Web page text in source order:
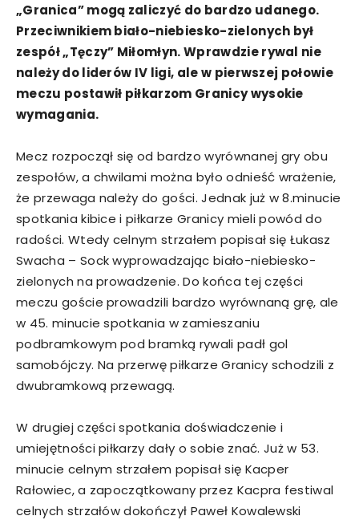
„Granica” mogą zaliczyć do bardzo udanego.
Przeciwnikiem biało-niebiesko-zielonych był
zespół „Tęczy” Miłomłyn. Wprawdzie rywal nie
należy do liderów IV ligi, ale w pierwszej połowie
meczu postawił piłkarzom Granicy wysokie
wymagania.
Mecz rozpoczął się od bardzo wyrównanej gry obu
zespołów, a chwilami można było odnieść wrażenie,
że przewaga należy do gości. Jednak już w 8.minucie
spotkania kibice i piłkarze Granicy mieli powód do
radości. Wtedy celnym strzałem popisał się Łukasz
Swacha – Sock wyprowadzając biało-niebiesko-
zielonych na prowadzenie. Do końca tej części
meczu goście prowadzili bardzo wyrównaną grę, ale
w 45. minucie spotkania w zamieszaniu
podbramkowym pod bramką rywali padł gol
samobójczy. Na przerwę piłkarze Granicy schodzili z
dwubramkową przewagą.
W drugiej części spotkania doświadczenie i
umiejętności piłkarzy dały o sobie znać. Już w 53.
minucie celnym strzałem popisał się Kacper
Rałowiec, a zapoczątkowany przez Kacpra festiwal
celnych strzałów dokończył Paweł Kowalewski